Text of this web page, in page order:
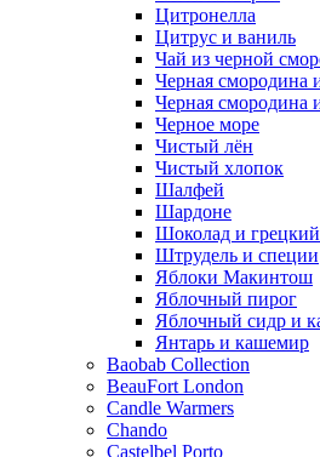
Цитронелла
Цитрус и ваниль
Чай из черной
Черная смородина
Черная смородина
Черное море
Чистый лён
Чистый хлопок
Шалфей
Шардоне
Шоколад и
Штрудель и специи
Яблоки Макинтош
Яблочный пирог
Яблочный сидр и
Янтарь и кашемир
Baobab Collection
BeauFort London
Candle Warmers
Chando
Castelbel Porto